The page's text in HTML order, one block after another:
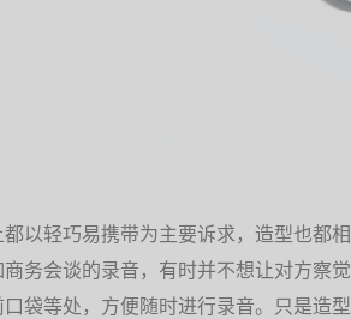
以轻巧易携带为主要诉求，造型也都
务会谈的录音，有时并不想让对方察
袋等处，方便随时进行录音。只是造